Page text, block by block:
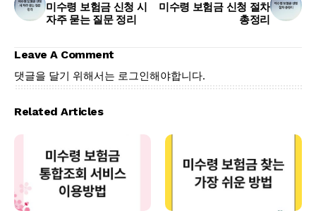
미수령 보험금 신청 시
자주 묻는 질문 정리
미수령 보험금 신청 절차
총정리
Leave A Comment
댓글을 달기 위해서는 로그인해야합니다.
Related Articles